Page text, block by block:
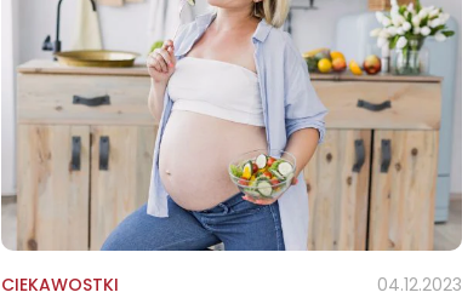
CIEKAWOSTKI 04.12.2023